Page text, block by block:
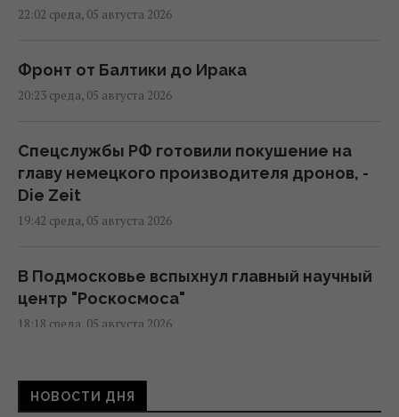
22:02 среда, 05 августа 2026
Фронт от Балтики до Ирака
20:23 среда, 05 августа 2026
Спецслужбы РФ готовили покушение на
главу немецкого производителя дронов, -
Die Zeit
19:42 среда, 05 августа 2026
В Подмосковье вспыхнул главный научный
центр "Роскосмоса"
18:18 среда, 05 августа 2026
В Сеуту могли прибыть подозреваемые в
джихадизме: в МВД Испании это отрицают
НОВОСТИ ДНЯ